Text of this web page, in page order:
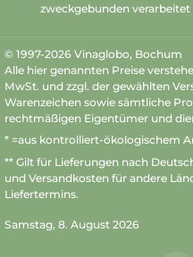
zweckgebunden verarbeitet
© 1997-2026 Vinaglobo, Bochum
Alle hier genannten Preise
MwSt. und zzgl. der gewählten
Warenzeichen sowie sämtliche
rechtmäßigen Eigentümer und
* =aus kontrolliert-ökologischem
** Gilt für Lieferungen nach
und Versandkosten für andere
Liefertermins.
Samstag, 8. August 2026